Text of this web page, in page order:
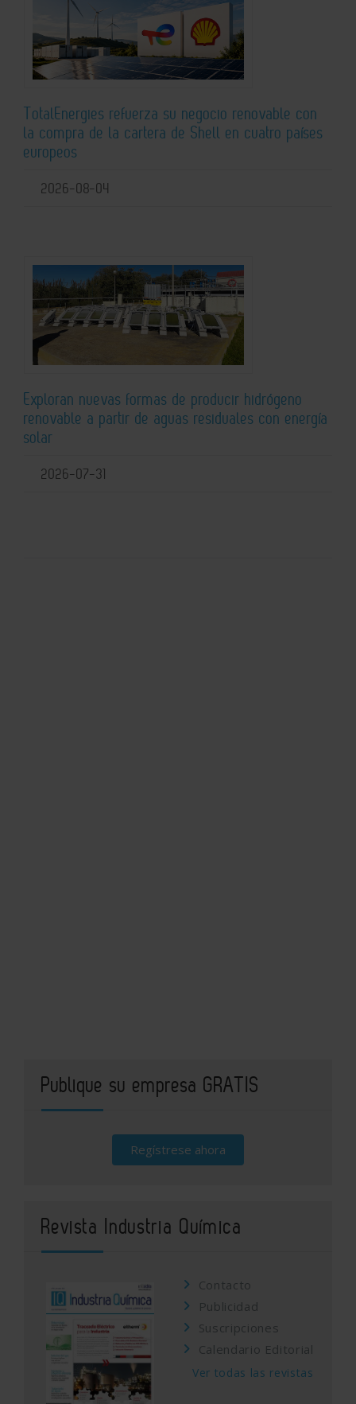
TotalEnergies refuerza su negocio renovable con
la compra de la cartera de Shell en cuatro países
europeos
2026-08-04
Exploran nuevas formas de producir hidrógeno
renovable a partir de aguas residuales con energía
solar
2026-07-31
Publique su empresa GRATIS
Regístrese ahora
Revista Industria Química
Contacto
Publicidad
Suscripciones
Calendario Editorial
Ver todas las revistas